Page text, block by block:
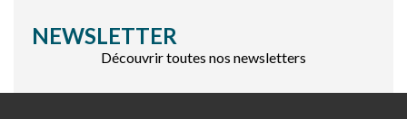
NEWSLETTER
Découvrir toutes nos newsletters